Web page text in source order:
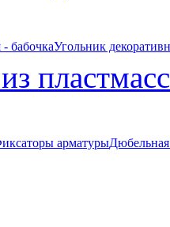
бабочкаУгольник
арматуры